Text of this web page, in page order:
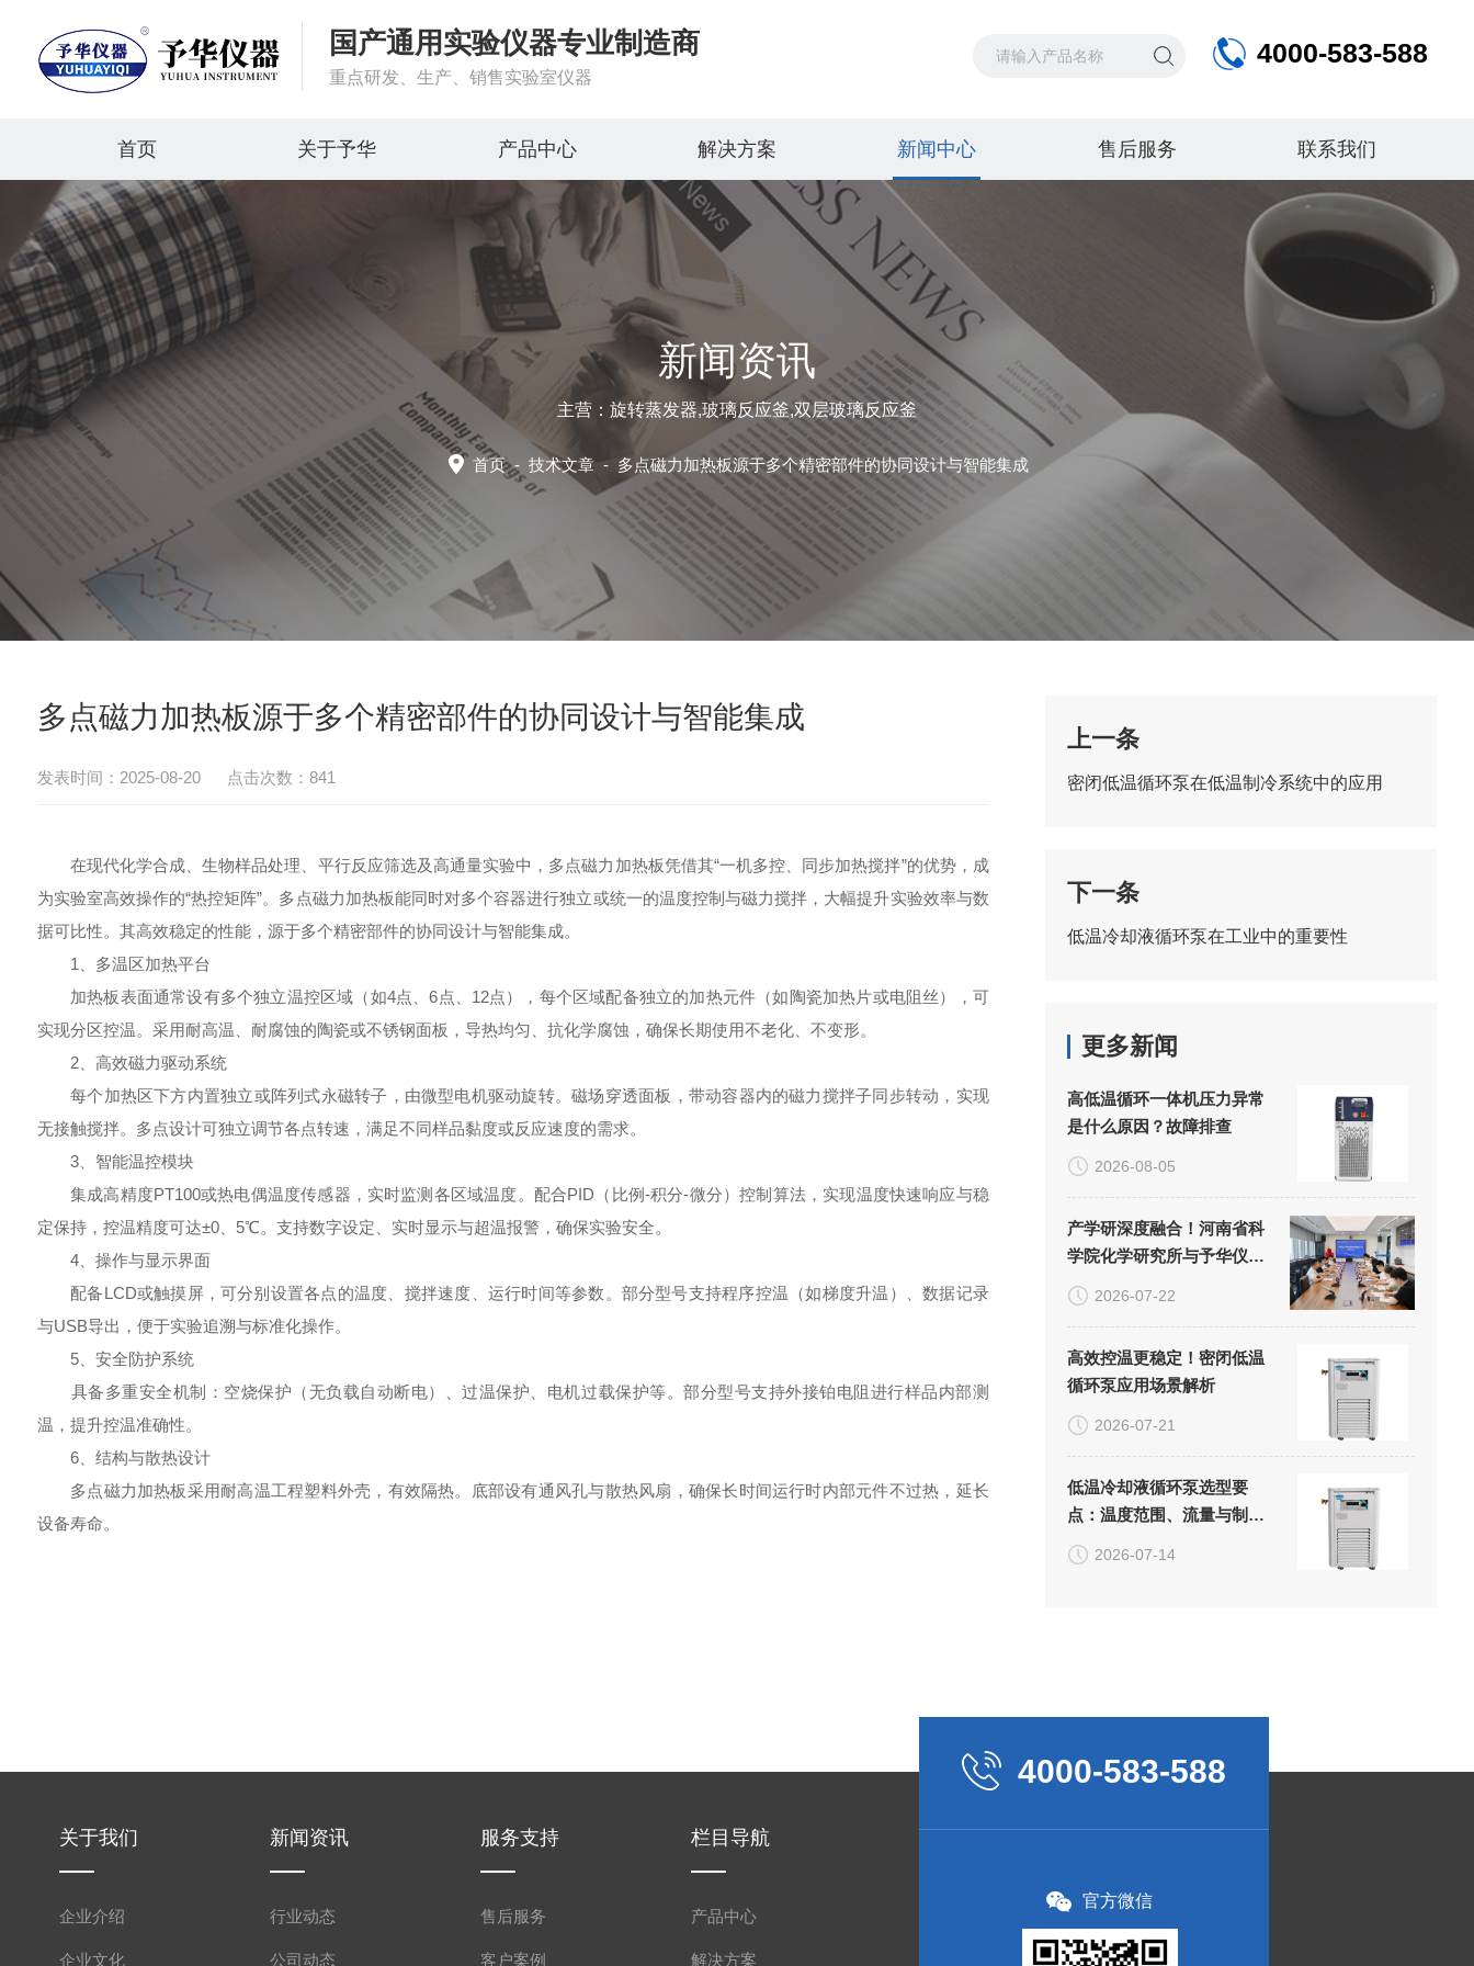
国产通用实验仪器专业制造商
重点研发、生产、销售实验室仪器
4000-583-588
首页 关于予华 产品中心 解决方案 新闻中心 售后服务 联系我们
新闻资讯
主营：旋转蒸发器,玻璃反应釜,双层玻璃反应釜
首页- 技术文章 - 多点磁力加热板源于多个精密部件的协同设计与智能集成
多点磁力加热板源于多个精密部件的协同设计与智能集成
发表时间：2025-08-20 点击次数：841
在现代化学合成、生物样品处理、平行反应筛选及高通量实验中，多点磁力加热板凭借其“一机多控、同步加热搅拌”的优势，成
为实验室高效操作的“热控矩阵”。多点磁力加热板能同时对多个容器进行独立或统一的温度控制与磁力搅拌，大幅提升实验效率与数
据可比性。其高效稳定的性能，源于多个精密部件的协同设计与智能集成。
1、多温区加热平台
加热板表面通常设有多个独立温控区域（如4点、6点、12点），每个区域配备独立的加热元件（如陶瓷加热片或电阻丝），可
实现分区控温。采用耐高温、耐腐蚀的陶瓷或不锈钢面板，导热均匀、抗化学腐蚀，确保长期使用不老化、不变形。
2、高效磁力驱动系统
每个加热区下方内置独立或阵列式永磁转子，由微型电机驱动旋转。磁场穿透面板，带动容器内的磁力搅拌子同步转动，实现
无接触搅拌。多点设计可独立调节各点转速，满足不同样品黏度或反应速度的需求。
3、智能温控模块
集成高精度PT100或热电偶温度传感器，实时监测各区域温度。配合PID（比例-积分-微分）控制算法，实现温度快速响应与稳
定保持，控温精度可达±0、5℃。支持数字设定、实时显示与超温报警，确保实验安全。
4、操作与显示界面
配备LCD或触摸屏，可分别设置各点的温度、搅拌速度、运行时间等参数。部分型号支持程序控温（如梯度升温）、数据记录
与USB导出，便于实验追溯与标准化操作。
5、安全防护系统
具备多重安全机制：空烧保护（无负载自动断电）、过温保护、电机过载保护等。部分型号支持外接铂电阻进行样品内部测
温，提升控温准确性。
6、结构与散热设计
多点磁力加热板采用耐高温工程塑料外壳，有效隔热。底部设有通风孔与散热风扇，确保长时间运行时内部元件不过热，延长
设备寿命。
上一条
密闭低温循环泵在低温制冷系统中的应用
下一条
低温冷却液循环泵在工业中的重要性
更多新闻
高低温循环一体机压力异常
是什么原因？故障排查
2026-08-05
产学研深度融合！河南省科
学院化学研究所与予华仪器
共建联合实验室正式揭牌
2026-07-22
高效控温更稳定！密闭低温
循环泵应用场景解析
2026-07-21
低温冷却液循环泵选型要
点：温度范围、流量与制冷
效率
2026-07-14
关于我们
企业介绍
企业文化
新闻资讯
行业动态
公司动态
服务支持
售后服务
客户案例
栏目导航
产品中心
解决方案
4000-583-588
官方微信